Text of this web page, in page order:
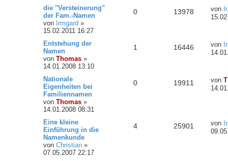
die "Versteinerung"
der Fam.-Namen
von Irmgard »
15.02.2011 16:27
0 13978 von
Entstehung der
Namen
von Thomas »
14.01.2008 13:10
1 16446 von
Nationale
Eigenheiten bei
Familiennamen
von Thomas »
14.01.2008 08:31
0 19911 von
Eine kleine
Einführung in die
Namenkunde
von Christian »
07.05.2007 22:17
4 25901 von